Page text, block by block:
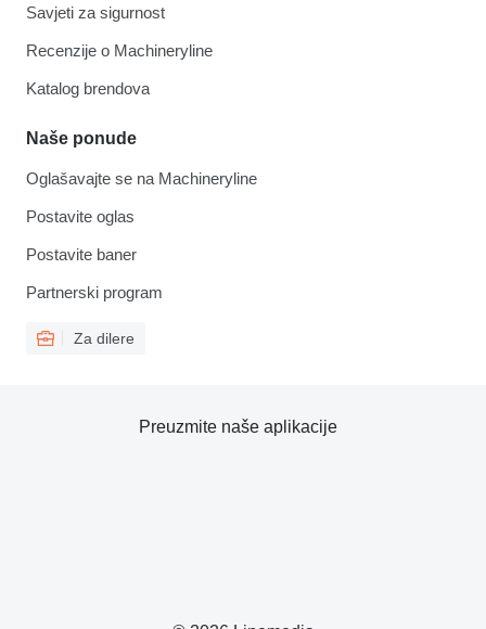
Savjeti za sigurnost
Recenzije o Machineryline
Katalog brendova
Naše ponude
Oglašavajte se na Machineryline
Postavite oglas
Postavite baner
Partnerski program
Za dilere
Preuzmite naše aplikacije